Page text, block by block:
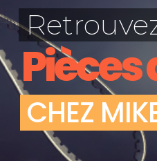
Garniture
Flexible de frein
Huile de frein
Mâchoires de frein
Jeu de plaquettes de
CHEZ MIK